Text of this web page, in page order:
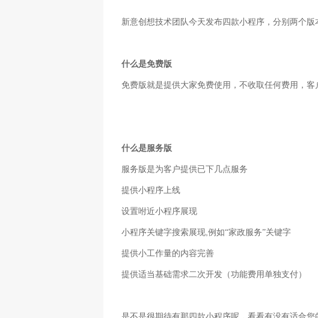
新意创想技术团队今天发布四款小程序，分别两个版
什么是免费版
免费版就是提供大家免费使用，不收取任何费用，
什么是服务版
服务版是为客户提供已下几点服务
提供小程序上线
设置咐近小程序展现
小程序关键字搜索展现 例如“家政服务”关键字
提供小工作量的内容完善
提供适当基础需求二次开发（功能费用单独支付）